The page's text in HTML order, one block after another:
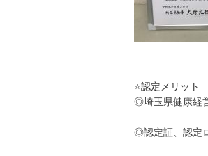
⭐認定メリット
◎埼玉県健康経
◎認定証、認定